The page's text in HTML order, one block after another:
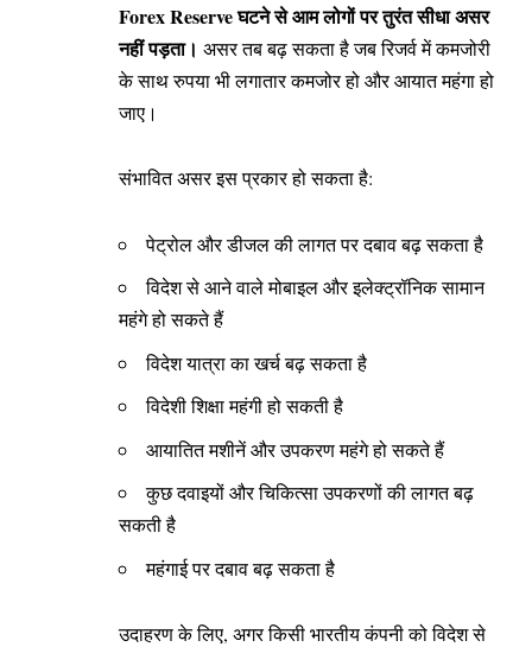
Forex Reserve घटने से आम लोगों पर तुरंत सीधा असर
नहीं पड़ता। असर तब बढ़ सकता है जब रिजर्व में कमजोरी
के साथ रुपया भी लगातार कमजोर हो और आयात महंगा हो
जाए।
संभावित असर इस प्रकार हो सकता है:
पेट्रोल और डीजल की लागत पर दबाव बढ़ सकता है
विदेश से आने वाले मोबाइल और इलेक्ट्रॉनिक सामान
महंगे हो सकते हैं
विदेश यात्रा का खर्च बढ़ सकता है
विदेशी शिक्षा महंगी हो सकती है
आयातित मशीनें और उपकरण महंगे हो सकते हैं
कुछ दवाइयों और चिकित्सा उपकरणों की लागत बढ़
सकती है
महंगाई पर दबाव बढ़ सकता है
उदाहरण के लिए, अगर किसी भारतीय कंपनी को विदेश से